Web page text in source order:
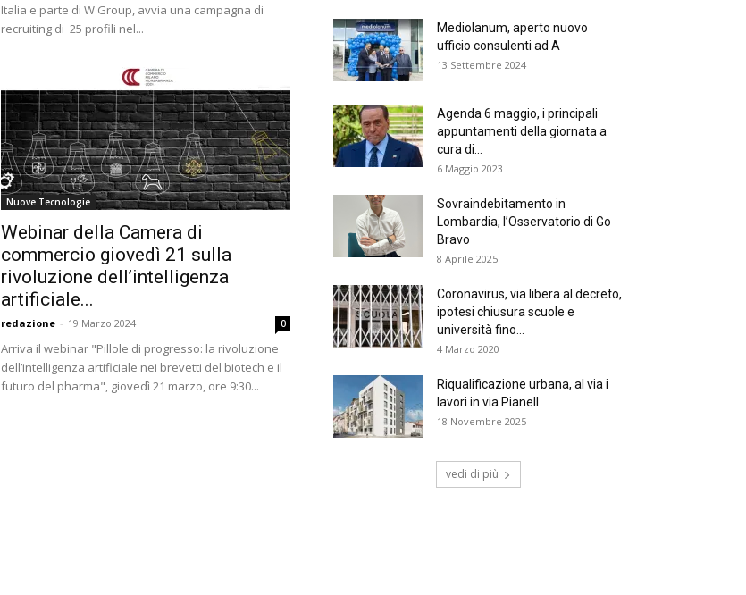
Italia e parte di W Group, avvia una campagna di
recruiting di 25 profili nel...
Nuove Tecnologie
Webinar della Camera di
commercio giovedì 21 sulla
rivoluzione dell’intelligenza
artificiale...
redazione - 19 Marzo 2024 0
Arriva il webinar "Pillole di progresso: la rivoluzione
dell’intelligenza artificiale nei brevetti del biotech e il
futuro del pharma", giovedì 21 marzo, ore 9:30...
Mediolanum, aperto nuovo
ufficio consulenti ad A
13 Settembre 2024
Agenda 6 maggio, i principali
appuntamenti della giornata a
cura di...
6 Maggio 2023
Sovraindebitamento in
Lombardia, l’Osservatorio di Go
Bravo
8 Aprile 2025
Coronavirus, via libera al decreto,
ipotesi chiusura scuole e
università fino...
4 Marzo 2020
Riqualificazione urbana, al via i
lavori in via Pianell
18 Novembre 2025
vedi di più